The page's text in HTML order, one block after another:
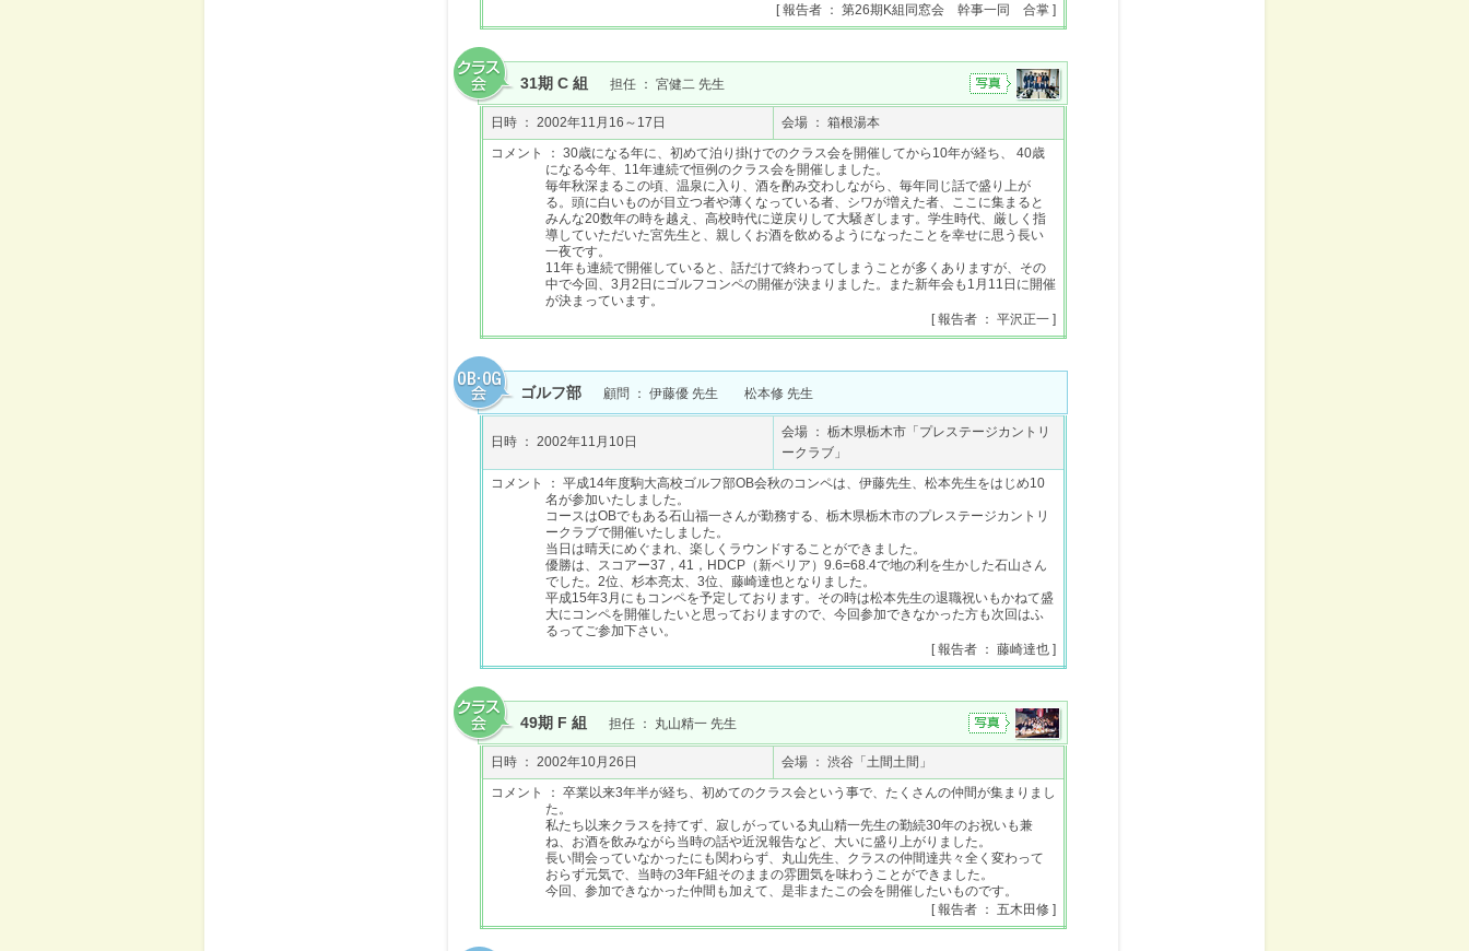
[ 報告者 ： 第26期K組同窓会 幹事一同 合掌 ]
31期 C 組 担任 ： 宮健二 先生
日時 ： 2002年11月16～17日
会場 ： 箱根湯本
コメント ： 30歳になる年に、初めて泊り掛けでのクラス会を開催してから10年が経ち、 40歳
になる今年、11年連続で恒例のクラス会を開催しました。
毎年秋深まるこの頃、温泉に入り、酒を酌み交わしながら、毎年同じ話で盛り上が
る。頭に白いものが目立つ者や薄くなっている者、シワが増えた者、ここに集まると
みんな20数年の時を越え、高校時代に逆戻りして大騒ぎします。学生時代、厳しく指
導していただいた宮先生と、親しくお酒を飲めるようになったことを幸せに思う長い
一夜です。
11年も連続で開催していると、話だけで終わってしまうことが多くありますが、その
中で今回、3月2日にゴルフコンペの開催が決まりました。また新年会も1月11日に開催
が決まっています。
[ 報告者 ： 平沢正一 ]
ゴルフ部 顧問 ： 伊藤優 先生 松本修 先生
日時 ： 2002年11月10日
会場 ： 栃木県栃木市「プレステージカントリ
ークラブ」
コメント ： 平成14年度駒大高校ゴルフ部OB会秋のコンペは、伊藤先生、松本先生をはじめ10
名が参加いたしました。
コースはOBでもある石山福一さんが勤務する、栃木県栃木市のプレステージカントリ
ークラブで開催いたしました。
当日は晴天にめぐまれ、楽しくラウンドすることができました。
優勝は、スコアー37，41，HDCP（新ペリア）9.6=68.4で地の利を生かした石山さん
でした。2位、杉本亮太、3位、藤崎達也となりました。
平成15年3月にもコンペを予定しております。その時は松本先生の退職祝いもかねて盛
大にコンペを開催したいと思っておりますので、今回参加できなかった方も次回はふ
るってご参加下さい。
[ 報告者 ： 藤崎達也 ]
49期 F 組 担任 ： 丸山精一 先生
日時 ： 2002年10月26日
会場 ： 渋谷「土間土間」
コメント ： 卒業以来3年半が経ち、初めてのクラス会という事で、たくさんの仲間が集まりまし
た。
私たち以来クラスを持てず、寂しがっている丸山精一先生の勤続30年のお祝いも兼
ね、お酒を飲みながら当時の話や近況報告など、大いに盛り上がりました。
長い間会っていなかったにも関わらず、丸山先生、クラスの仲間達共々全く変わって
おらず元気で、当時の3年F組そのままの雰囲気を味わうことができました。
今回、参加できなかった仲間も加えて、是非またこの会を開催したいものです。
[ 報告者 ： 五木田修 ]